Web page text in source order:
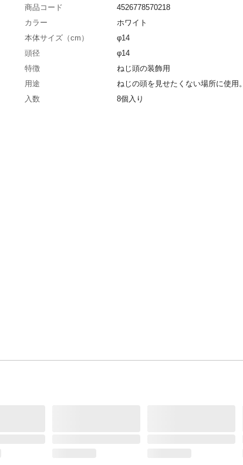
商品コード
4526778570218
カラー
ホワイト
本体サイズ（cm）
φ14
頭径
φ14
特徴
ねじ頭の装飾用
用途
ねじの頭を見せたくない場所に使用。
入数
8個入り